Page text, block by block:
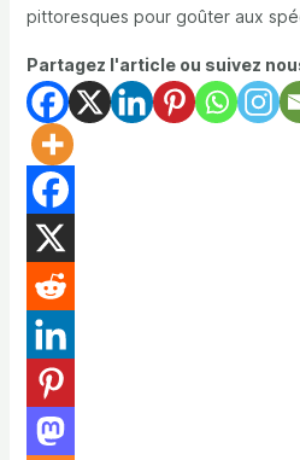
pittoresques pour goûter aux
Partagez l'article ou suivez